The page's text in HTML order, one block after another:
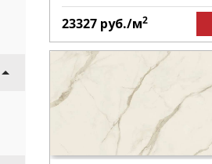
23327 руб./м2